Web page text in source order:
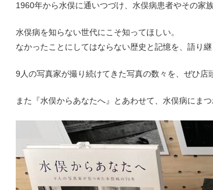
1960年から水俣に通いつづけ、水俣病患者やその家
水俣病を知らない世代にこそ知ってほしい。
なかったことにしてはならない歴史と記憶を、語り継
9人の写真家が撮り続けてきた写真の数々を、ぜひ店
また『水俣からあなたへ』とあわせて、水俣病にま